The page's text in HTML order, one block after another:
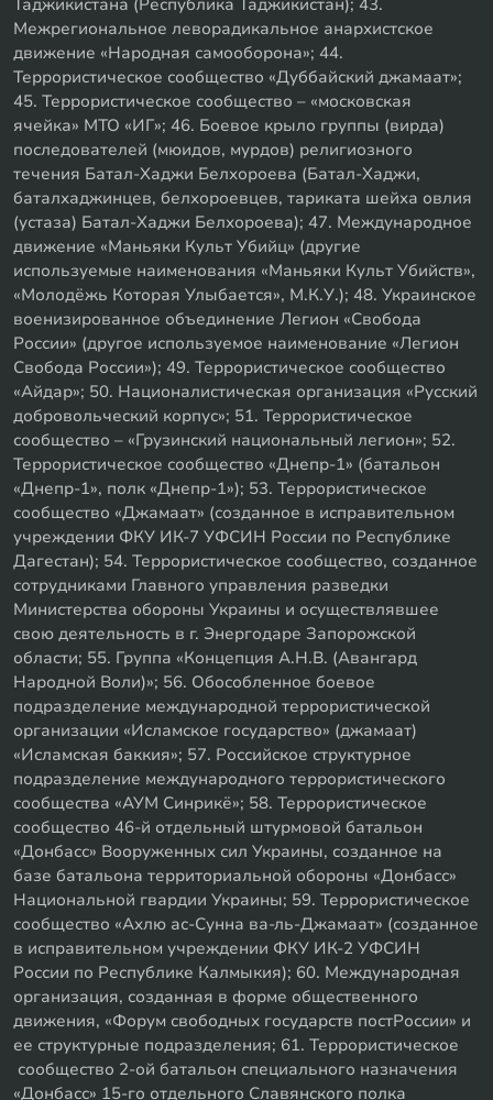
Таджикистана (Республика Таджикистан); 43.
Межрегиональное леворадикальное анархистское
движение «Народная самооборона»; 44.
Террористическое сообщество «Дуббайский джамаат»;
45. Террористическое сообщество – «московская
ячейка» МТО «ИГ»; 46. Боевое крыло группы (вирда)
последователей (мюидов, мурдов) религиозного
течения Батал-Хаджи Белхороева (Батал-Хаджи,
баталхаджинцев, белхороевцев, тариката шейха овлия
(устаза) Батал-Хаджи Белхороева); 47. Международное
движение «Маньяки Культ Убийц» (другие
используемые наименования «Маньяки Культ Убийств»,
«Молодёжь Которая Улыбается», М.К.У.); 48. Украинское
военизированное объединение Легион «Свобода
России» (другое используемое наименование «Легион
Свобода России»); 49. Террористическое сообщество
«Айдар»; 50. Националистическая организация «Русский
добровольческий корпус»; 51. Террористическое
сообщество – «Грузинский национальный легион»; 52.
Террористическое сообщество «Днепр-1» (батальон
«Днепр-1», полк «Днепр-1»); 53. Террористическое
сообщество «Джамаат» (созданное в исправительном
учреждении ФКУ ИК-7 УФСИН России по Республике
Дагестан); 54. Террористическое сообщество, созданное
сотрудниками Главного управления разведки
Министерства обороны Украины и осуществлявшее
свою деятельность в г. Энергодаре Запорожской
области; 55. Группа «Концепция А.Н.В. (Авангард
Народной Воли)»; 56. Обособленное боевое
подразделение международной террористической
организации «Исламское государство» (джамаат)
«Исламская баккия»; 57. Российское структурное
подразделение международного террористического
сообщества «АУМ Синрикё»; 58. Террористическое
сообщество 46-й отдельный штурмовой батальон
«Донбасс» Вооруженных сил Украины, созданное на
базе батальона территориальной обороны «Донбасс»
Национальной гвардии Украины; 59. Террористическое
сообщество «Ахлю ас-Сунна ва-ль-Джамаат» (созданное
в исправительном учреждении ФКУ ИК-2 УФСИН
России по Республике Калмыкия); 60. Международная
организация, созданная в форме общественного
движения, «Форум свободных государств постРоссии» и
ее структурные подразделения; 61. Террористическое
сообщество 2-ой батальон специального назначения
«Донбасс» 15-го отдельного Славянского полка